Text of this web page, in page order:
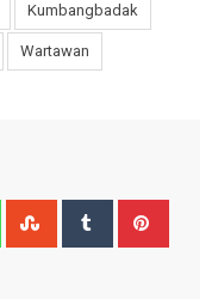
Kumbangbadak
Wartawan
WhatsappStumbleUpon
Tumblr